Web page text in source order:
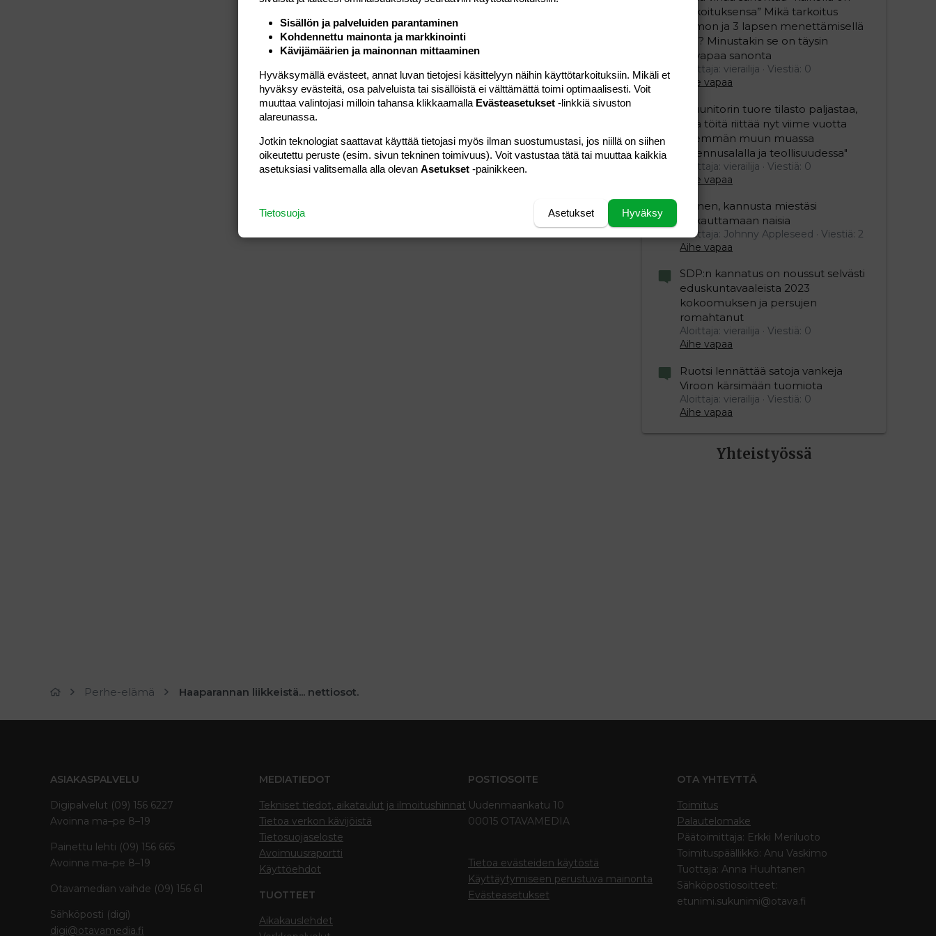
tarkoituksensa” Mikä tarkoitus
vaimon ja 3 lapsen menettämisellä
olisi? Minustakin se on täysin
älyvapaa sanonta
Aloittaja: vierailija
Viestiä: 0
Aihe vapaa
"Duunitorin tuore tilasto paljastaa,
että töitä riittää nyt viime vuotta
enemmän muun muassa
rakennusalalla ja teollisuudessa"
Aloittaja: vierailija
Viestiä: 0
Aihe vapaa
Nainen, kannusta miestäsi
raskauttamaan naisia
Aloittaja: Johnny Appleseed
Viestiä: 2
Aihe vapaa
SDP:n kannatus on noussut selvästi
eduskuntavaaleista 2023
kokoomuksen ja persujen
romahtanut
Aloittaja: vierailija
Viestiä: 0
Aihe vapaa
Ruotsi lennättää satoja vankeja
Viroon kärsimään tuomiota
Aloittaja: vierailija
Viestiä: 0
Aihe vapaa
Yhteistyössä
Perhe-elämä Haaparannan liikkeistä... nettiosot.
ASIAKASPALVELU
Digipalvelut (09) 156 6227
Avoinna ma–pe 8–19
Painettu lehti (09) 156 665
Avoinna ma–pe 8–19
Otavamedian vaihde (09) 156 61
Sähköposti (digi)
digi@otavamedia.fi
MEDIATIEDOT
Tekniset tiedot, aikataulut ja ilmoitushinnat
Tietoa verkon kävijöistä
Tietosuojaseloste
Avoimuusraportti
Käyttöehdot
TUOTTEET
Aikakauslehdet
POSTIOSOITE
Uudenmaankatu 10
00015 OTAVAMEDIA
Tietoa evästeiden käytöstä
Käyttäytymiseen perustuva mainonta
Evästeasetukset
OTA YHTEYTTÄ
Toimitus
Palautelomake
Päätoimittaja: Erkki Meriluoto
Toimituspäällikkö: Anu Vaskimo
Tuottaja: Anna Huuhtanen
Sähköpostiosoitteet:
etunimi.sukunimi@otava.fi
Sisällön ja palveluiden parantaminen
Kohdennettu mainonta ja markkinointi
Kävijämäärien ja mainonnan mittaaminen
Hyväksymällä evästeet, annat luvan tietojesi käsittelyyn näihin käyttötarkoituksiin. Mikäli et
hyväksy evästeitä, osa palveluista tai sisällöistä ei välttämättä toimi optimaalisesti. Voit
muuttaa valintojasi milloin tahansa klikkaamalla Evästeasetukset -linkkiä sivuston
alareunassa.
Jotkin teknologiat saattavat käyttää tietojasi myös ilman suostumustasi, jos niillä on siihen
oikeutettu peruste (esim. sivun tekninen toimivuus). Voit vastustaa tätä tai muuttaa kaikkia
asetuksiasi valitsemalla alla olevan Asetukset -painikkeen.
Hyväksy
Asetukset
Tietosuoja